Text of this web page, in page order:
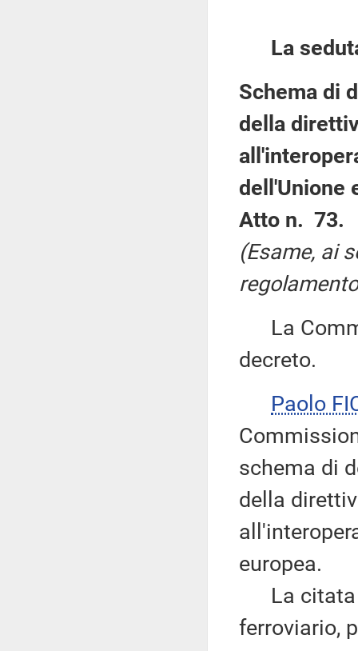
La
Schema di
della
dell'Unione
Atto n. 73.
(Esame, ai
La
decreto.
Paolo
schema di
della
europea.
La citata
ferroviario,